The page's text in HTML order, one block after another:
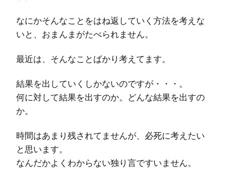
なにかそんなことをはね返していく方法を考えな
いと、おまんまがたべられません。
最近は、そんなことばかり考えてます。
結果を出していくしかないのですが・・・。
何に対して結果を出すのか。どんな結果を出すの
か。
時間はあまり残されてませんが、必死に考えたい
と思います。
なんだかよくわからない独り言ですいません。